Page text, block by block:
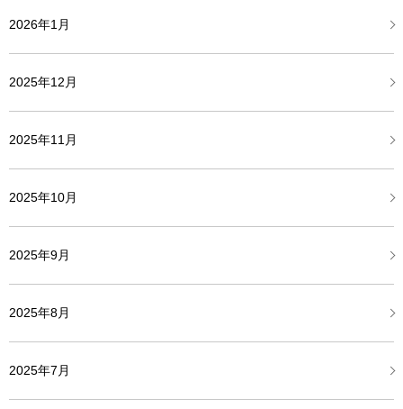
2026年1月
2025年12月
2025年11月
2025年10月
2025年9月
2025年8月
2025年7月